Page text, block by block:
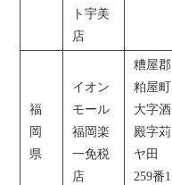
ト宇美
店
福
岡
県
イオン
モール
福岡楽
一免税
店
糟屋郡
粕屋町
大字酒
殿字苅
ヤ田
259番1